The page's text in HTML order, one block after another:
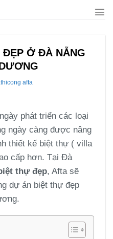
ĐẸP Ở ĐÀ NẴNG
afta
phát triển các loại
ngày càng được nâng
thiết kế biệt thự ( villa
cấp hơn. Tại Đà
thự đẹp, Afta sẽ
dự án biệt thự đẹp